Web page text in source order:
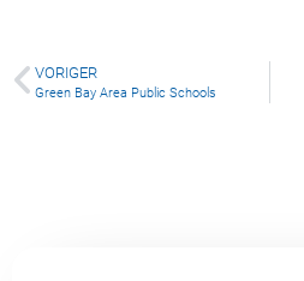
VORIGER
Green Bay Area Public Schools